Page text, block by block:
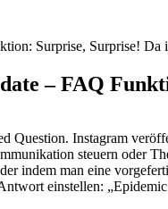
Surprise, Surprise!
– FAQ
Question. Instagram
steuern oder
indem man eine
einstellen: